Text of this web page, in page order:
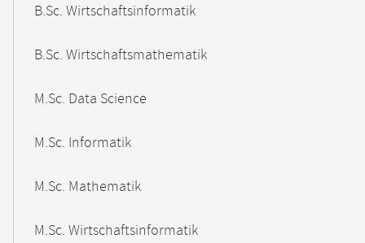
B.Sc. Wirtschaftsinformatik
B.Sc. Wirtschaftsmathematik
M.Sc. Data Science
M.Sc. Informatik
M.Sc. Mathematik
M.Sc. Wirtschaftsinformatik